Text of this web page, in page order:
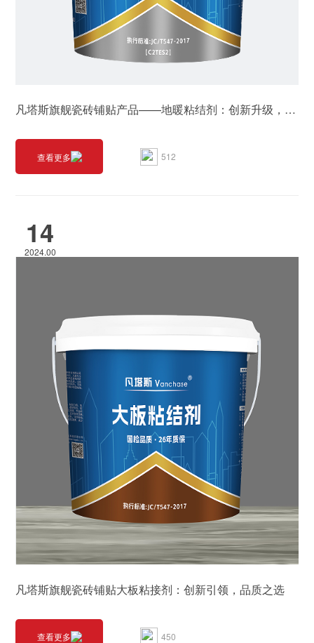
凡塔斯旗舰瓷砖铺贴产品——地暖粘结剂：创新升级，卓越之选
查看更多 512
14
2024.00
凡塔斯旗舰瓷砖铺贴大板粘接剂：创新引领，品质之选
查看更多 450